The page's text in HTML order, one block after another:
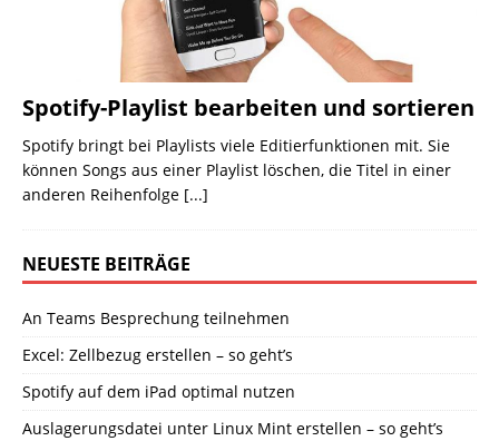
Spotify-Playlist bearbeiten und sortieren
Spotify bringt bei Playlists viele Editierfunktionen mit. Sie
können Songs aus einer Playlist löschen, die Titel in einer
anderen Reihenfolge [...]
NEUESTE BEITRÄGE
An Teams Besprechung teilnehmen
Excel: Zellbezug erstellen – so geht’s
Spotify auf dem iPad optimal nutzen
Auslagerungsdatei unter Linux Mint erstellen – so geht’s